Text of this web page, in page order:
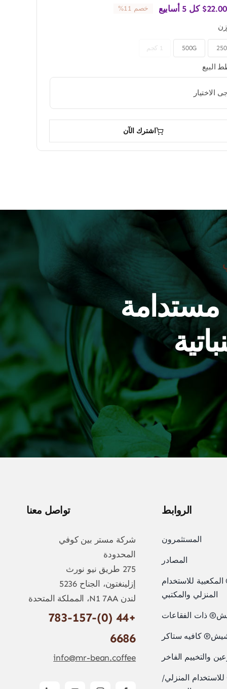
$22.00 كل 5 أسابيع خصم 11%
500G 1 كجم
البيع
اشترك الآن
مستدامة
الروابط
المستثمرون
المصادر
للاستخدام
المنزلي والمكتبي
ذات الفقاعات
كافيه ستاكر
والتخييم الفاخر
المنزلي/
تواصل معنا
شركة مستر بين كوفي
المحدودة
275 طريق نيو نورث
إزلينغتون، الجناح 5236
لندن N1 7AA، المملكة المتحدة
+44 (0)783-157-
6686
info@mr-bean.coffee